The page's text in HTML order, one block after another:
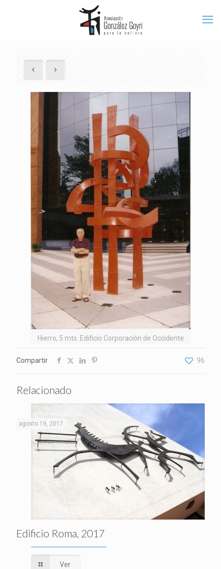
Hierro, 5 mts. Edificio Corporación de Occidente
Compartir 96
Relacionado
agosto 19, 2017
Edificio Roma, 2017
Ver